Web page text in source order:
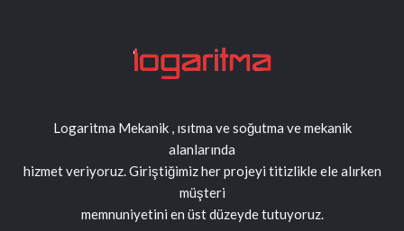
Logaritma Mekanik , ısıtma ve soğutma ve mekanik
alanlarında
hizmet veriyoruz. Giriştiğimiz her projeyi titizlikle ele alırken
müşteri
memnuniyetini en üst düzeyde tutuyoruz.